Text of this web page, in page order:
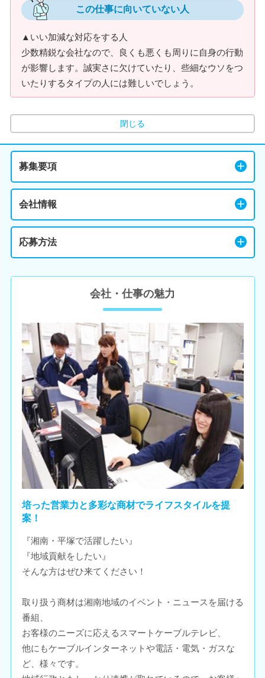
この仕事に向いていない人
▲いい加減な対応をする人
少数精鋭な会社なので、良くも悪くも周りに自身の行動
が影響します。誠実さに欠けていたり、些細なウソをつ
いたりするタイプの人には難しいでしょう。
閉じる
募集要項
会社情報
応募方法
会社・仕事の魅力
培った営業力と多彩な商材でライフスタイルを提
案！
『湘南・平塚で活躍したい』
『地域貢献をしたい』
そんな方はぜひ来てください！
取り扱う商材は湘南地域のイベント・ニュースを届ける
番組、
お客様のニーズに応えるスマートケーブルテレビ、
他にもケーブルインターネットや電話・電気・ガスな
ど、様々です。